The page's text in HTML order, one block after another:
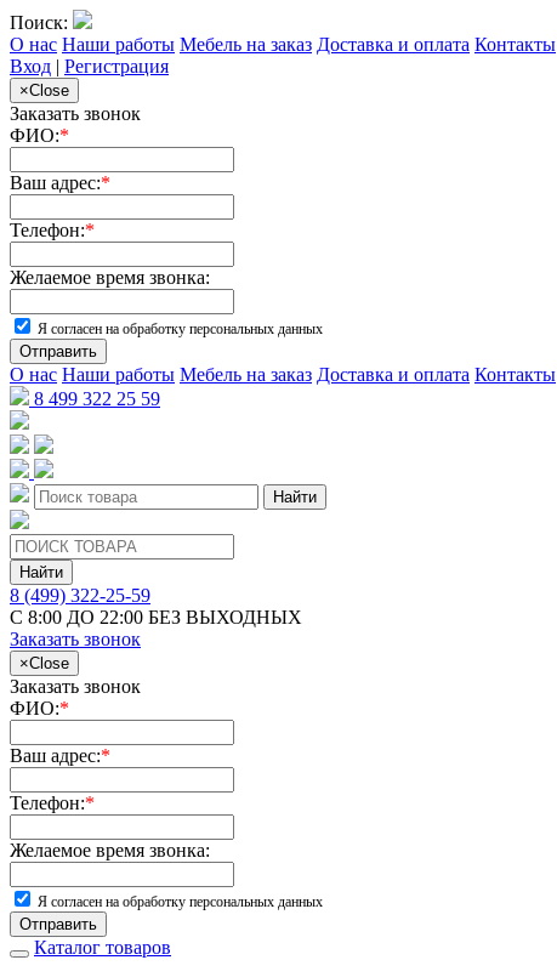
Поиск:
О нас Наши работы Мебель на заказ Доставка и оплата Контакты
Вход | Регистрация
×Close
Заказать звонок
ФИО:*
Ваш адрес:*
Телефон:*
Желаемое время звонка:
Я согласен на обработку персональных данных
Отправить
О нас Наши работы Мебель на заказ Доставка и оплата Контакты
8 499 322 25 59
Найти
Найти
8 (499) 322-25-59
С 8:00 ДО 22:00 БЕЗ ВЫХОДНЫХ
Заказать звонок
×Close
Заказать звонок
ФИО:*
Ваш адрес:*
Телефон:*
Желаемое время звонка:
Я согласен на обработку персональных данных
Отправить
Каталог товаров